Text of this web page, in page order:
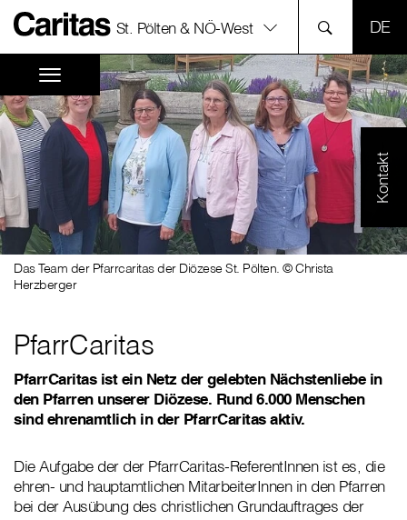
St. Pölten & NÖ-West
Kontakt
Das Team der Pfarrcaritas der Diözese St. Pölten. © Christa
Herzberger
PfarrCaritas
PfarrCaritas ist ein Netz der gelebten Nächstenliebe in
den Pfarren unserer Diözese. Rund 6.000 Menschen
sind ehrenamtlich in der PfarrCaritas aktiv.
Die Aufgabe der der PfarrCaritas-ReferentInnen ist es, die
ehren- und hauptamtlichen MitarbeiterInnen in den Pfarren
bei der Ausübung des christlichen Grundauftrages der